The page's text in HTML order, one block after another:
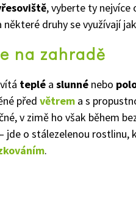
, vyberte ty nejvíce
některé druhy se využívají
na zahradě
teplé a slunné nebo
před větrem a s
v zimě ho však během
– jde o stálezelenou rostlinu,
.